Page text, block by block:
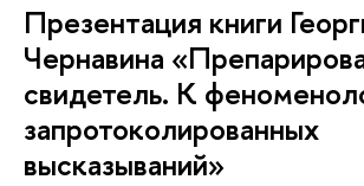
Презентация книги
Чернавина
свидетель. К
запротоколированных
высказываний»